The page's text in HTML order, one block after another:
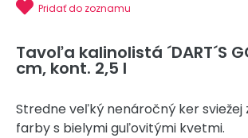
Pridať do zoznamu
Tavoľa kalinolistá ´DART´S
cm, kont. 2,5 l
Stredne veľký nenáročný ker sviežej
farby s bielymi guľovitými kvetmi.